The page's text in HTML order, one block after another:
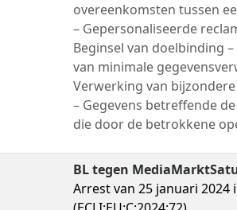
overeenkomsten tussen
– Gepersonaliseerde
Beginsel van doelbinding
van minimale
Verwerking van
– Gegevens betreffende
die door de betrokkene
BL tegen
Arrest van 25 januari 2024